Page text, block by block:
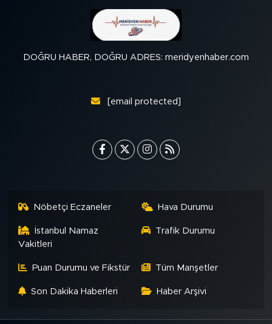
DOĞRU HABER, DOĞRU ADRES: meridyenhaber.com
[email protected]
Nöbetçi Eczaneler Hava Durumu
İstanbul Namaz
Vakitleri
Trafik Durumu
Puan Durumu ve Fikstür Tüm Manşetler
Son Dakika Haberleri Haber Arşivi